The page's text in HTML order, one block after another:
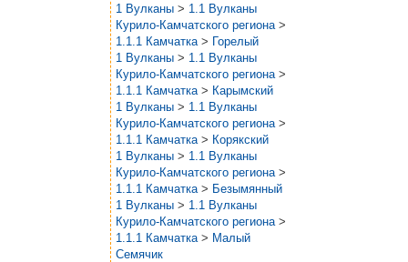
1 Вулканы > 1.1 Вулканы
Курило-Камчатского региона >
1.1.1 Камчатка > Горелый
1 Вулканы > 1.1 Вулканы
Курило-Камчатского региона >
1.1.1 Камчатка > Карымский
1 Вулканы > 1.1 Вулканы
Курило-Камчатского региона >
1.1.1 Камчатка > Корякский
1 Вулканы > 1.1 Вулканы
Курило-Камчатского региона >
1.1.1 Камчатка > Безымянный
1 Вулканы > 1.1 Вулканы
Курило-Камчатского региона >
1.1.1 Камчатка > Малый
Семячик